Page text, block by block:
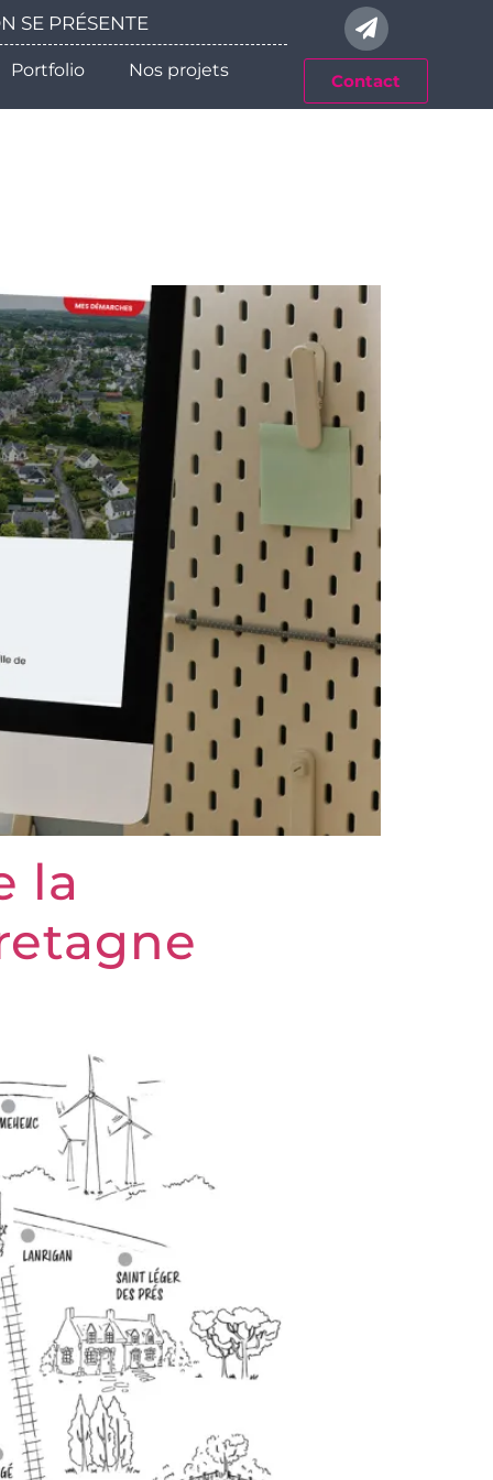
SE PRÉSENTE
Portfolio Nos projets
Contact
la